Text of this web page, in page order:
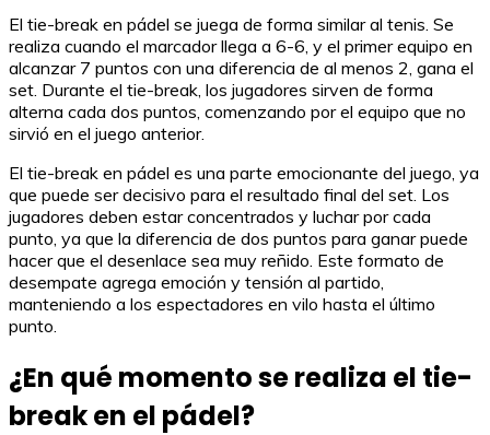
El tie-break en pádel se juega de forma similar al tenis. Se
realiza cuando el marcador llega a 6-6, y el primer equipo en
alcanzar 7 puntos con una diferencia de al menos 2, gana el
set. Durante el tie-break, los jugadores sirven de forma
alterna cada dos puntos, comenzando por el equipo que no
sirvió en el juego anterior.
El tie-break en pádel es una parte emocionante del juego, ya
que puede ser decisivo para el resultado final del set. Los
jugadores deben estar concentrados y luchar por cada
punto, ya que la diferencia de dos puntos para ganar puede
hacer que el desenlace sea muy reñido. Este formato de
desempate agrega emoción y tensión al partido,
manteniendo a los espectadores en vilo hasta el último
punto.
¿En qué momento se realiza el tie-
break en el pádel?